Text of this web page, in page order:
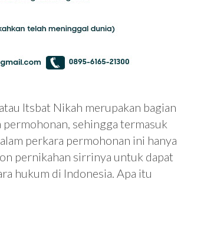
Itsbat Nikah merupakan bagian
sehingga termasuk
perkara permohonan ini hanya
pernikahan sirrinya untuk dapat
hukum di Indonesia. Apa itu